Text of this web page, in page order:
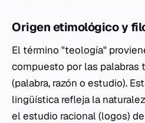
Origen etimológico y
El término "teología"
compuesto por las palabras
(palabra, razón o estudio).
lingüística refleja la
el estudio racional (logos)